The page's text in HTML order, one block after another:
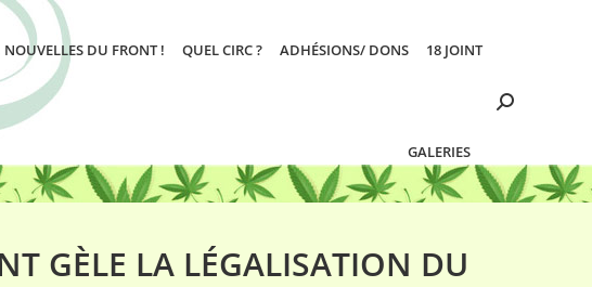
DU FRONT ! QUEL CIRC ? ADHÉSIONS/ DONS 18 JOINT
GALERIES
Search:
GÈLE LA LÉGALISATION DU